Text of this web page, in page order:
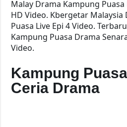
Malay Drama Kampung
HD Video. Kbergetar Malaysia
Puasa Live Epi 4 Video.
Kampung Puasa Drama
Video.
Kampung
Ceria Drama